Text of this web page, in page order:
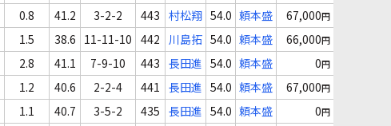
0.8 41.2 3-2-2 443 村松翔 54.0 頼本盛 67,000円
1.5 38.6 11-11-10 442 川島拓 54.0 頼本盛 66,000円
2.8 41.1 7-9-10 443 長田進 54.0 頼本盛 0円
1.2 40.6 2-2-4 441 長田進 54.0 頼本盛 67,000円
1.1 40.7 3-5-2 435 長田進 54.0 頼本盛 0円